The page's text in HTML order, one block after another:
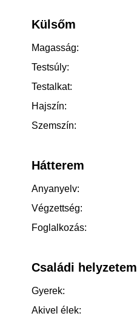
Külsőm
Magasság:
Testsúly:
Testalkat:
Hajszín:
Szemszín:
Hátterem
Anyanyelv:
Végzettség:
Foglalkozás:
Családi helyzetem
Gyerek:
Akivel élek: